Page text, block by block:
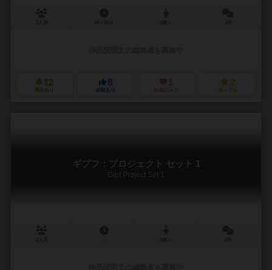
12
興味あり
8
経験あり
1
お気に入り
2
持ってる
ギプフ：プロジェクト セット 1
Gipf Project Set 1